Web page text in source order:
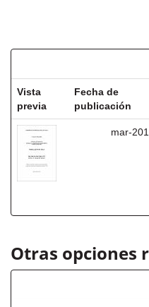
Vista
previa
Fecha de
publicación
mar-
Otras opciones